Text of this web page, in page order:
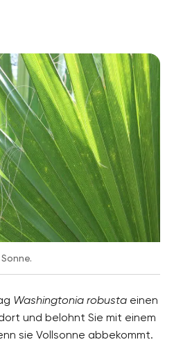
Zimmerpflanzen,
Wohngarten,
Washingtonia robusta einen
und belohnt Sie mit einem
sie Vollsonne abbekommt.